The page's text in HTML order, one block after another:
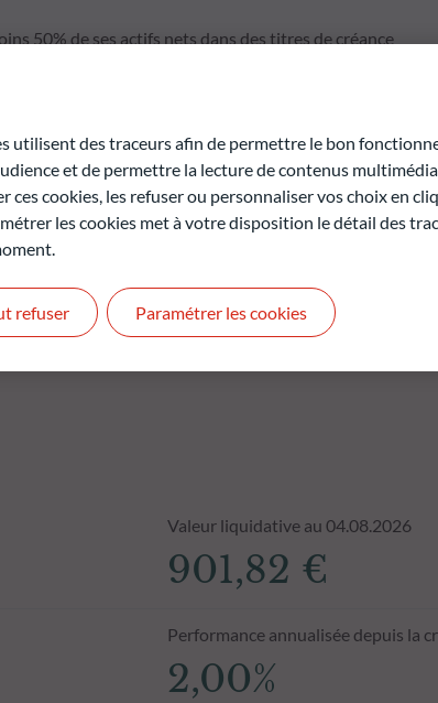
50% de ses actifs nets dans des titres de créance
qui bénéficient d'une notation minimum B3 ou B-
que Moody's ou S&P (ou jugée équivalente par la
au cœur de l'investissement.
performances futures et ne sont pas constantes dans
Valeur liquidative au 04.08.2026
901,82 €
Performance annualisée depuis la
2,00%
utilisent des traceurs afin de permettre le bon
et de permettre la lecture de contenus
ces cookies, les refuser ou personnaliser vos choix en
les cookies met à votre disposition le détail des
refuser Paramétrer les cookies